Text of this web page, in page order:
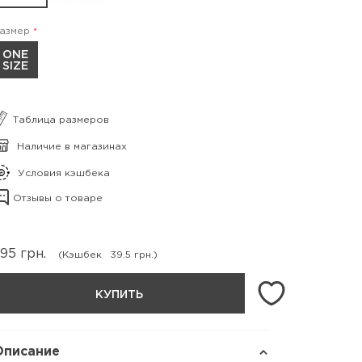
ONE
SIZE
Таблица размеров
Наличие в магазинах
Условия кэшбека
Отзывы о товаре
грн. (Кэшбек 39.5 грн.)
КУПИТЬ